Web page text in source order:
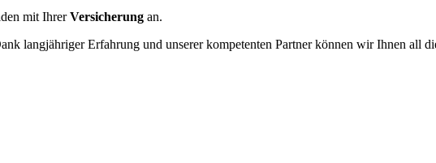
mit IhrerVersicherung an.
langjähriger Erfahrung und unserer kompetenten Partner können wir Ihnen all